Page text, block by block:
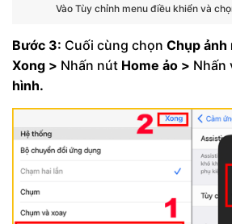
Vào Tùy chỉnh menu điều khiển và
Bước 3: Cuối cùng chọn Chụp ảnh
Xong > Nhấn nút Home ảo > Nhấn
hình.